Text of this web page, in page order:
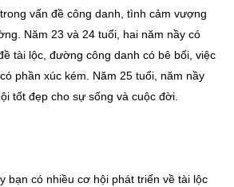
vấn đề công danh, tình cảm vượng
Năm 23 và 24 tuổi, hai năm nầy có
tài lộc, đường công danh có bê bối, việc
phần xúc kém. Năm 25 tuổi, năm nầy
tốt đẹp cho sự sống và cuộc đời.
bạn có nhiều cơ hội phát triển về tài lộc